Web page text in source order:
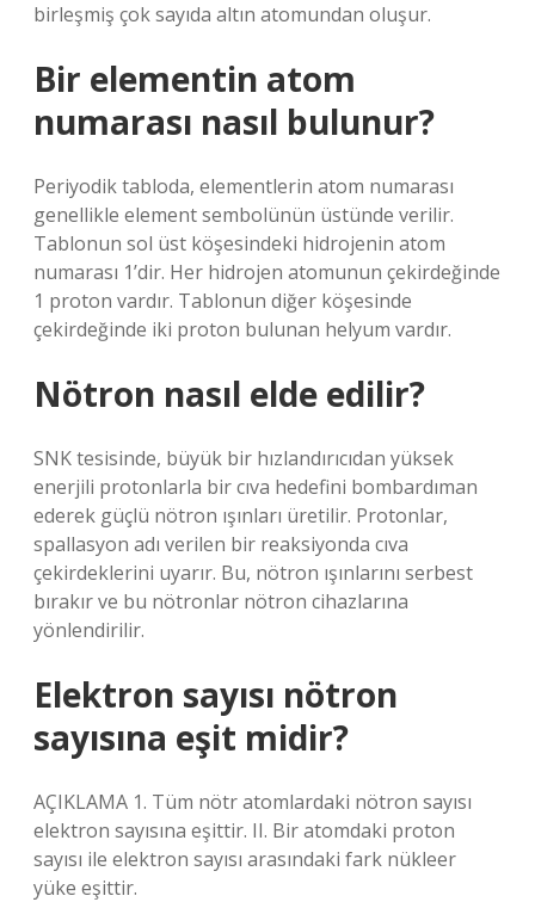
birleşmiş çok sayıda altın atomundan oluşur.
Bir elementin atom
numarası nasıl bulunur?
Periyodik tabloda, elementlerin atom numarası
genellikle element sembolünün üstünde verilir.
Tablonun sol üst köşesindeki hidrojenin atom
numarası 1’dir. Her hidrojen atomunun çekirdeğinde
1 proton vardır. Tablonun diğer köşesinde
çekirdeğinde iki proton bulunan helyum vardır.
Nötron nasıl elde edilir?
SNK tesisinde, büyük bir hızlandırıcıdan yüksek
enerjili protonlarla bir cıva hedefini bombardıman
ederek güçlü nötron ışınları üretilir. Protonlar,
spallasyon adı verilen bir reaksiyonda cıva
çekirdeklerini uyarır. Bu, nötron ışınlarını serbest
bırakır ve bu nötronlar nötron cihazlarına
yönlendirilir.
Elektron sayısı nötron
sayısına eşit midir?
AÇIKLAMA 1. Tüm nötr atomlardaki nötron sayısı
elektron sayısına eşittir. II. Bir atomdaki proton
sayısı ile elektron sayısı arasındaki fark nükleer
yüke eşittir.